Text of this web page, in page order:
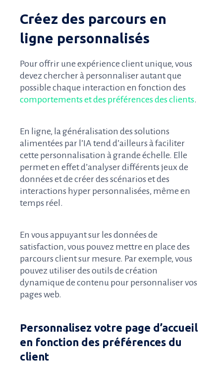
Créez des parcours en
ligne personnalisés
Pour offrir une expérience client unique, vous
devez chercher à personnaliser autant que
possible chaque interaction en fonction des
comportements et des préférences des clients.
En ligne, la généralisation des solutions
alimentées par l’IA tend d’ailleurs à faciliter
cette personnalisation à grande échelle. Elle
permet en effet d’analyser différents jeux de
données et de créer des scénarios et des
interactions hyper personnalisées, même en
temps réel.
En vous appuyant sur les données de
satisfaction, vous pouvez mettre en place des
parcours client sur mesure. Par exemple, vous
pouvez utiliser des outils de création
dynamique de contenu pour personnaliser vos
pages web.
Personnalisez votre page d’accueil
en fonction des préférences du
client